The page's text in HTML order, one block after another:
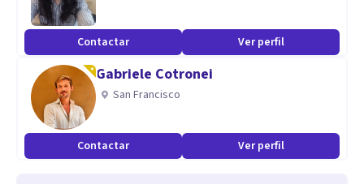
Contactar Ver perfil
Gabriele Cotronei
San Francisco
Contactar Ver perfil